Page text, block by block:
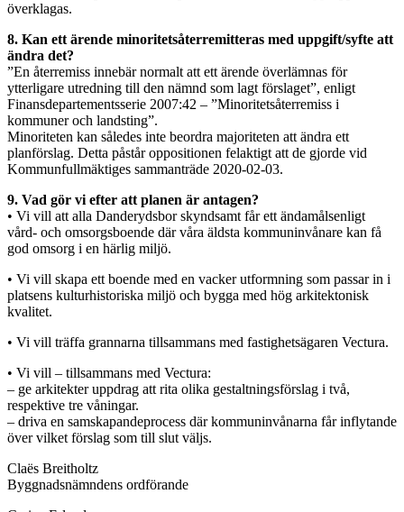
överklagas.
8. Kan ett ärende minoritetsåterremitteras med uppgift/syfte att
ändra det?
”En återremiss innebär normalt att ett ärende överlämnas för
ytterligare utredning till den nämnd som lagt förslaget”, enligt
Finansdepartementsserie 2007:42 – ”Minoritetsåterremiss i
kommuner och landsting”.
Minoriteten kan således inte beordra majoriteten att ändra ett
planförslag. Detta påstår oppositionen felaktigt att de gjorde vid
Kommunfullmäktiges sammanträde 2020-02-03.
9. Vad gör vi efter att planen är antagen?
• Vi vill att alla Danderydsbor skyndsamt får ett ändamålsenligt
vård- och omsorgsboende där våra äldsta kommuninvånare kan få
god omsorg i en härlig miljö.
• Vi vill skapa ett boende med en vacker utformning som passar in i
platsens kulturhistoriska miljö och bygga med hög arkitektonisk
kvalitet.
• Vi vill träffa grannarna tillsammans med fastighetsägaren Vectura.
• Vi vill – tillsammans med Vectura:
– ge arkitekter uppdrag att rita olika gestaltningsförslag i två,
respektive tre våningar.
– driva en samskapandeprocess där kommuninvånarna får inflytande
över vilket förslag som till slut väljs.
Claës Breitholtz
Byggnadsnämndens ordförande